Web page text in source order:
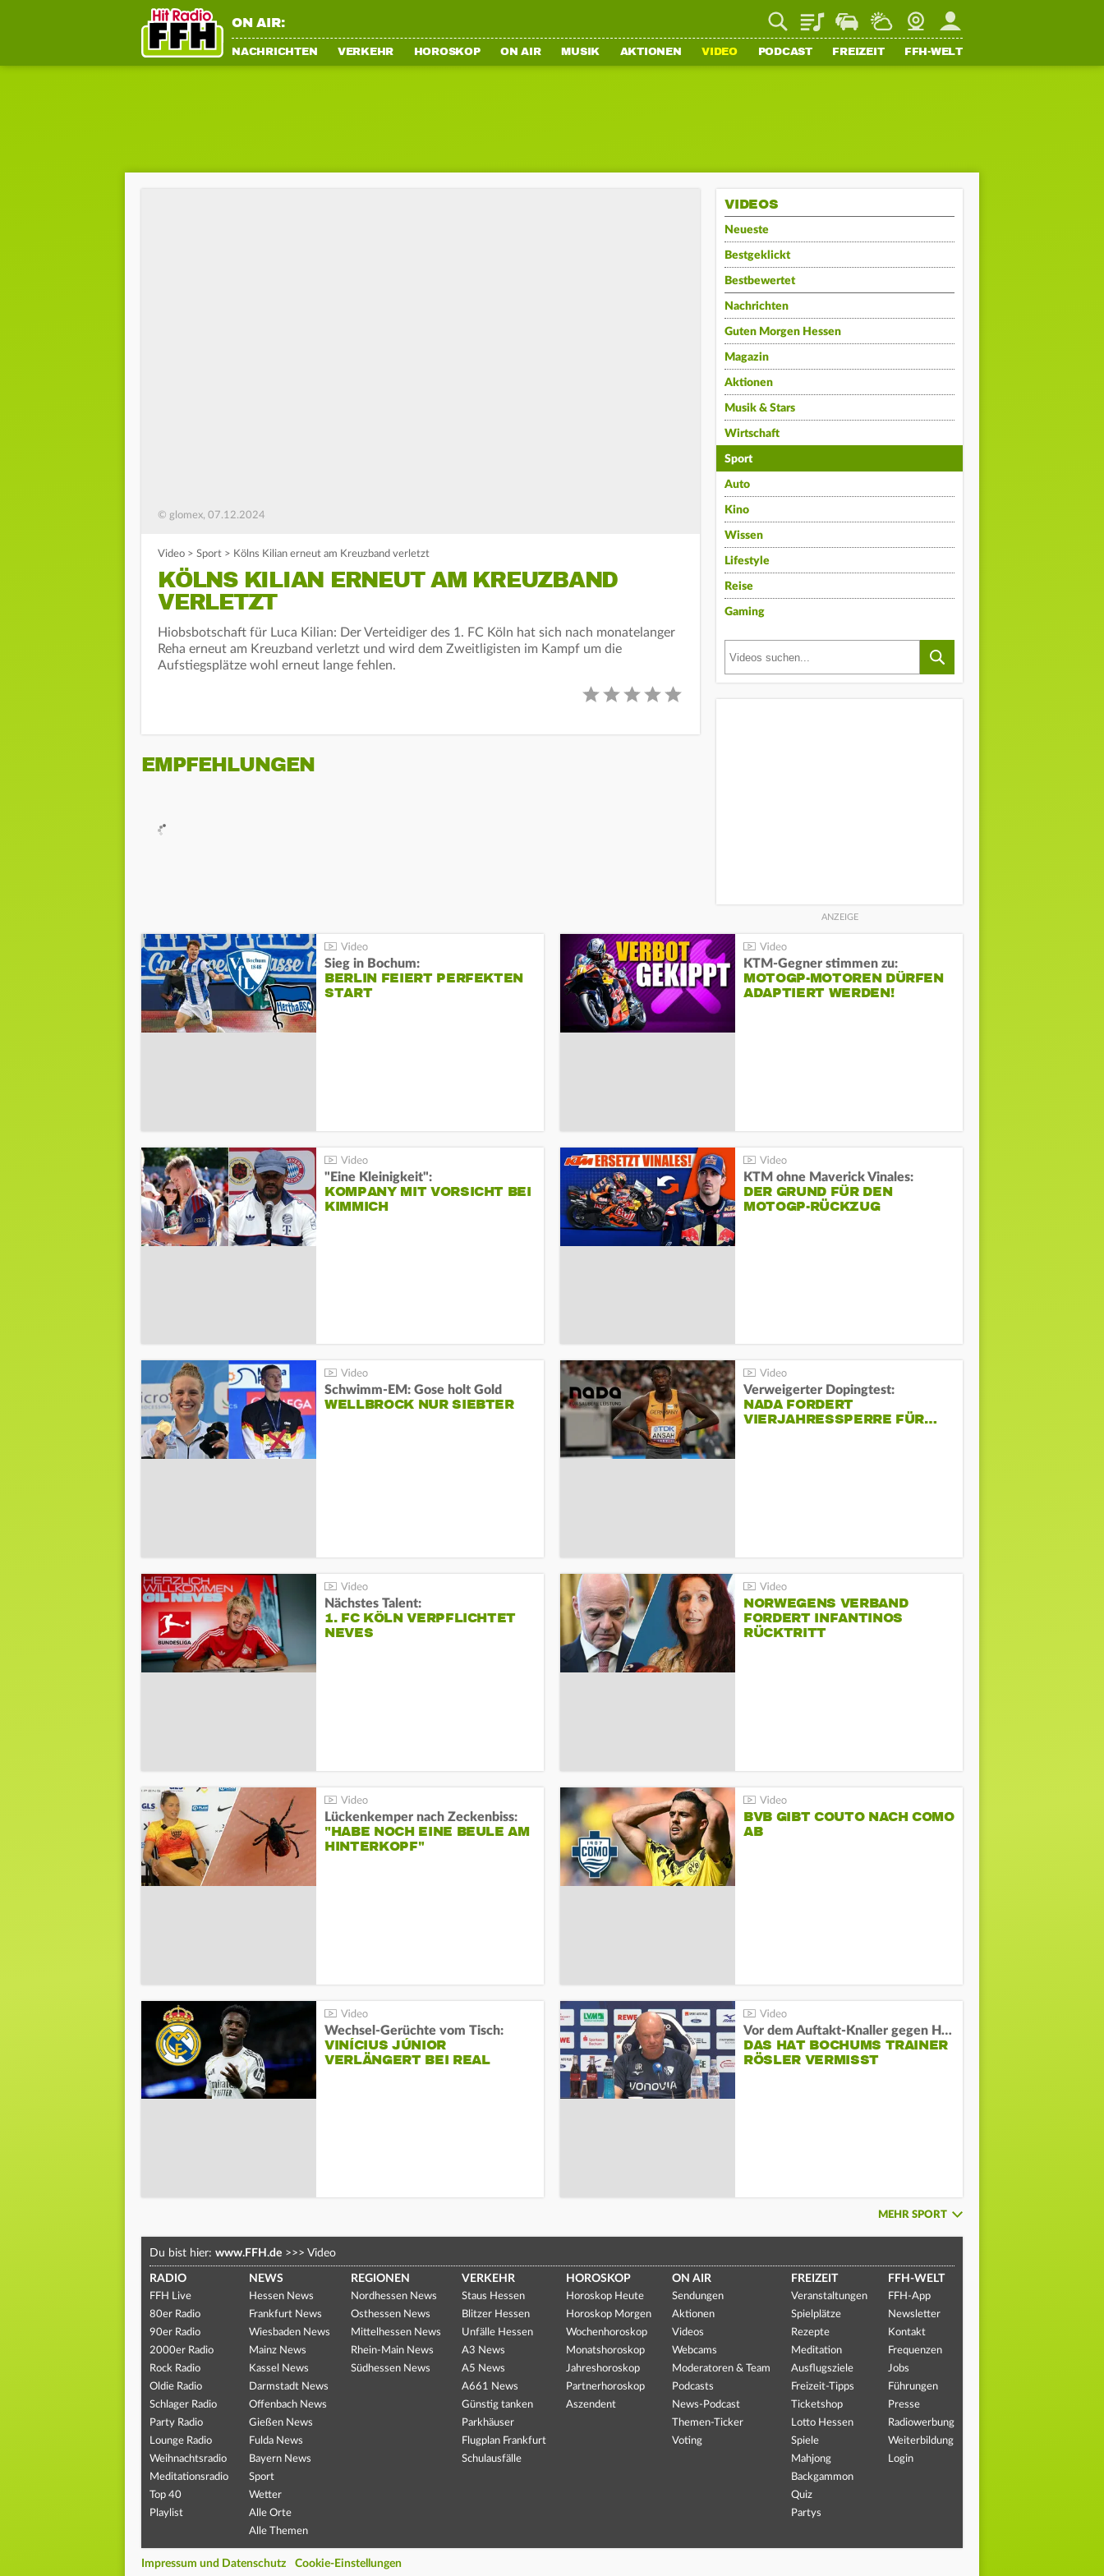
ON AIR: PlaylistStaupilotWetterWebcamMein FFH
NACHRICHTEN VERKEHR HOROSKOP ON AIR MUSIK AKTIONEN VIDEO PODCAST FREIZEIT FFH-WELT
© glomex, 07.12.2024
Video > Sport > Kölns Kilian erneut am Kreuzband verletzt
KÖLNS KILIAN ERNEUT AM KREUZBAND
VERLETZT
Hiobsbotschaft für Luca Kilian: Der Verteidiger des 1. FC Köln hat sich nach monatelanger
Reha erneut am Kreuzband verletzt und wird dem Zweitligisten im Kampf um die
Aufstiegsplätze wohl erneut lange fehlen.
EMPFEHLUNGEN
VIDEOS
Neueste
Bestgeklickt
Bestbewertet
Nachrichten
Guten Morgen Hessen
Magazin
Aktionen
Musik & Stars
Wirtschaft
Sport
Auto
Kino
Wissen
Lifestyle
Reise
Gaming
Sieg in Bochum:
BERLIN FEIERT PERFEKTEN
START
KTM-Gegner stimmen zu:
MOTOGP-MOTOREN DÜRFEN
ADAPTIERT WERDEN!
"Eine Kleinigkeit":
KOMPANY MIT VORSICHT BEI
KIMMICH
KTM ohne Maverick Vinales:
DER GRUND FÜR DEN
MOTOGP-RÜCKZUG
Schwimm-EM: Gose holt Gold
WELLBROCK NUR SIEBTER
Verweigerter Dopingtest:
NADA FORDERT
VIERJAHRESSPERRE FÜR…
Nächstes Talent:
1. FC KÖLN VERPFLICHTET
NEVES
NORWEGENS VERBAND
FORDERT INFANTINOS
RÜCKTRITT
Lückenkemper nach Zeckenbiss:
"HABE NOCH EINE BEULE AM
HINTERKOPF"
BVB GIBT COUTO NACH COMO
AB
Wechsel-Gerüchte vom Tisch:
VINÍCIUS JÚNIOR
VERLÄNGERT BEI REAL
Vor dem Auftakt-Knaller gegen Hertha:
DAS HAT BOCHUMS TRAINER
RÖSLER VERMISST
MEHR SPORT
Du bist hier: www.FFH.de >>> Video
RADIO
FFH Live
80er Radio
90er Radio
2000er Radio
Rock Radio
Oldie Radio
Schlager Radio
Party Radio
Lounge Radio
Weihnachtsradio
Meditationsradio
Top 40
Playlist
NEWS
Hessen News
Frankfurt News
Wiesbaden News
Mainz News
Kassel News
Darmstadt News
Offenbach News
Gießen News
Fulda News
Bayern News
Sport
Wetter
Alle Orte
Alle Themen
REGIONEN
Nordhessen News
Osthessen News
Mittelhessen News
Rhein-Main News
Südhessen News
VERKEHR
Staus Hessen
Blitzer Hessen
Unfälle Hessen
A3 News
A5 News
A661 News
Günstig tanken
Parkhäuser
Flugplan Frankfurt
Schulausfälle
HOROSKOP
Horoskop Heute
Horoskop Morgen
Wochenhoroskop
Monatshoroskop
Jahreshoroskop
Partnerhoroskop
Aszendent
ON AIR
Sendungen
Aktionen
Videos
Webcams
Moderatoren & Team
Podcasts
News-Podcast
Themen-Ticker
Voting
FREIZEIT
Veranstaltungen
Spielplätze
Rezepte
Meditation
Ausflugsziele
Freizeit-Tipps
Ticketshop
Lotto Hessen
Spiele
Mahjong
Backgammon
Quiz
Partys
FFH-WELT
FFH-App
Newsletter
Kontakt
Frequenzen
Jobs
Führungen
Presse
Radiowerbung
Weiterbildung
Login
Impressum und Datenschutz Cookie-Einstellungen